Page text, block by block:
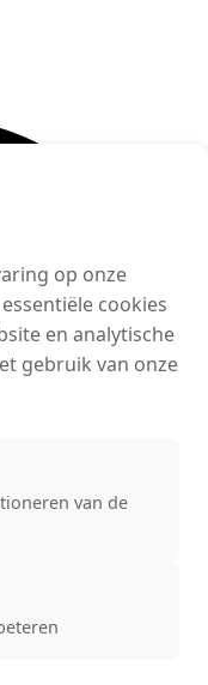
op onze
cookies
en analytische
gebruik van onze
van de